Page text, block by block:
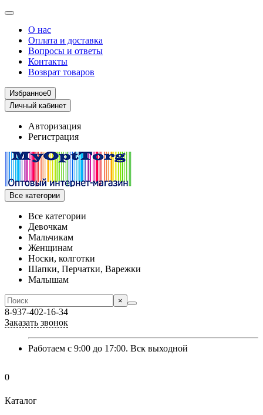
О нас
Оплата и доставка
Вопросы и ответы
Контакты
Возврат товаров
Избранное0
Личный кабинет
Авторизация
Регистрация
Все категории
Все категории
Девочкам
Мальчикам
Женщинам
Носки, колготки
Шапки, Перчатки, Варежки
Малышам
×
8-937-402-16-34
Заказать звонок
Работаем с 9:00 до 17:00. Вск выходной
0
Каталог